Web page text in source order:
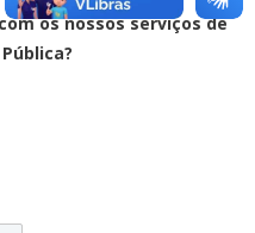
os nossos serviços de